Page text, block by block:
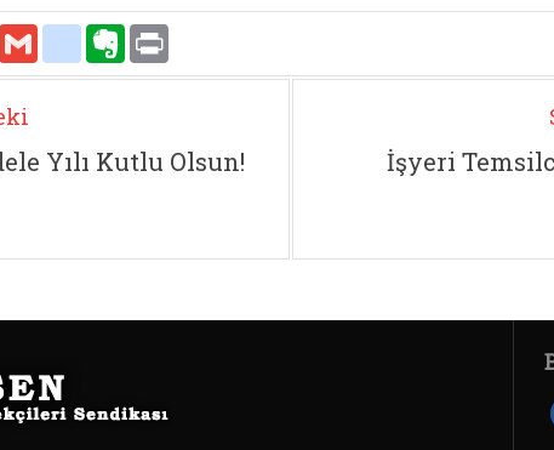
WhatsAppGmail deliciousEvernote
Yılı Kutlu Olsun! İşyeri